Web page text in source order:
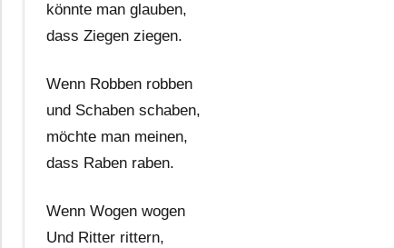
könnte man glauben,
dass Ziegen ziegen.
Wenn Robben robben
und Schaben schaben,
möchte man meinen,
dass Raben raben.
Wenn Wogen wogen
Und Ritter rittern,